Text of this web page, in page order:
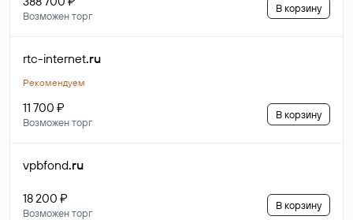
Возможен торг
В корзину
rtc-internet.ru
Рекомендуем
11 700 ₽
Возможен торг
В корзину
vpbfond.ru
18 200 ₽
Возможен торг
В корзину